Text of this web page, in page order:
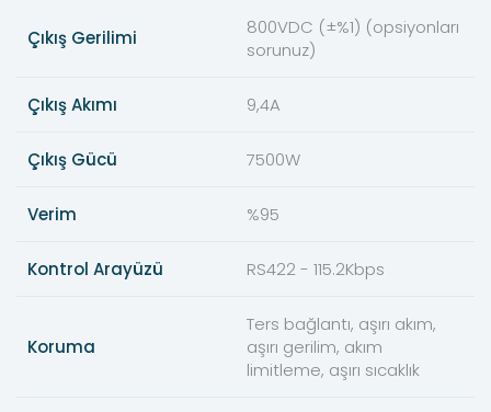
Çıkış Gerilimi
800VDC (±%1) (opsiyonları
sorunuz)
Çıkış Akımı 9,4A
Çıkış Gücü 7500W
Verim %95
Kontrol Arayüzü RS422 - 115.2Kbps
Koruma
Ters bağlantı, aşırı akım,
aşırı gerilim, akım
limitleme, aşırı sıcaklık